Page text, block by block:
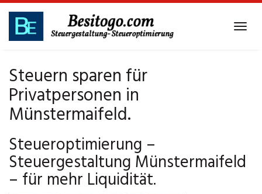
Skip
main
Steuern sparen für
Privatpersonen in
Münstermaifeld.
Steueroptimierung –
Steuergestaltung Münstermaifeld
– für mehr Liquidität.